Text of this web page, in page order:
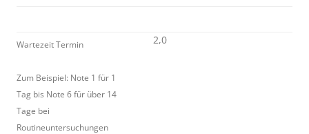
Wartezeit Termin
Zum Beispiel: Note 1 für 1
Tag bis Note 6 für über 14
Tage bei
Routineuntersuchungen
2,0